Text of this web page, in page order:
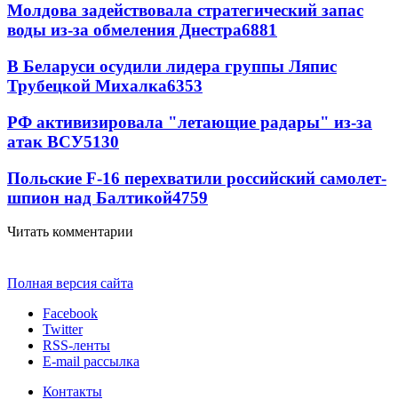
Молдова задействовала стратегический запас
воды из-за обмеления Днестра6881
В Беларуси осудили лидера группы Ляпис
Трубецкой Михалка6353
РФ активизировала "летающие радары" из-за
атак ВСУ5130
Польские F-16 перехватили российский самолет-
шпион над Балтикой4759
Читать комментарии
Полная версия сайта
Facebook
Twitter
RSS-ленты
E-mail рассылка
Контакты